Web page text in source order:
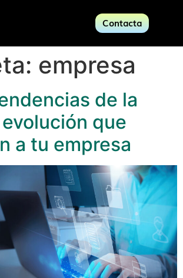
Contacta
empresa
de la
que
a tu empresa